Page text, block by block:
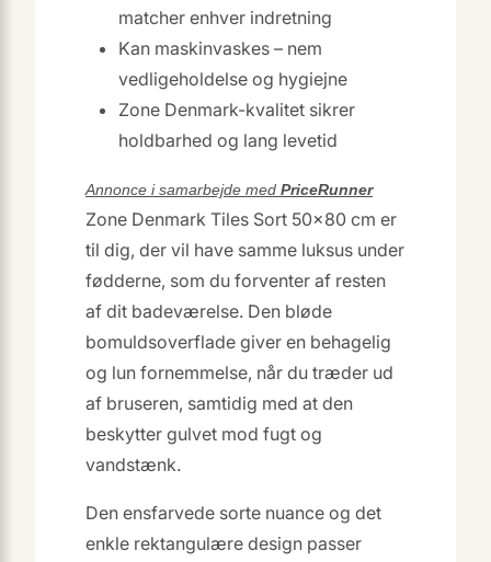
matcher enhver indretning
Kan maskinvaskes – nem
vedligeholdelse og hygiejne
Zone Denmark-kvalitet sikrer
holdbarhed og lang levetid
Annonce i samarbejde med PriceRunner
Zone Denmark Tiles Sort 50×80 cm er
til dig, der vil have samme luksus under
fødderne, som du forventer af resten
af dit badeværelse. Den bløde
bomuldsoverflade giver en behagelig
og lun fornemmelse, når du træder ud
af bruseren, samtidig med at den
beskytter gulvet mod fugt og
vandstænk.
Den ensfarvede sorte nuance og det
enkle rektangulære design passer